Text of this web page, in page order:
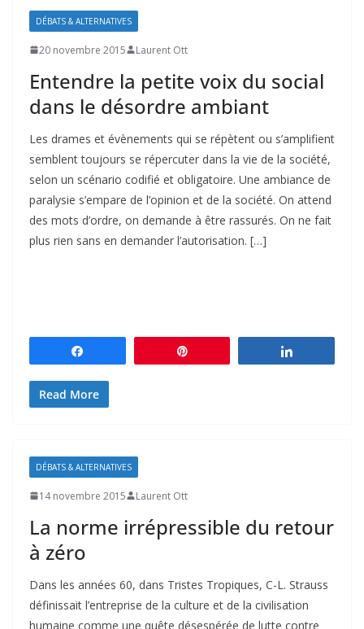
DÉBATS & ALTERNATIVES
20 novembre 2015 Laurent Ott
Entendre la petite voix du social
dans le désordre ambiant
Les drames et évènements qui se répètent ou s’amplifient
semblent toujours se répercuter dans la vie de la société,
selon un scénario codifié et obligatoire. Une ambiance de
paralysie s’empare de l’opinion et de la société. On attend
des mots d’ordre, on demande à être rassurés. On ne fait
plus rien sans en demander l’autorisation. […]
Read More
DÉBATS & ALTERNATIVES
14 novembre 2015 Laurent Ott
La norme irrépressible du retour
à zéro
Dans les années 60, dans Tristes Tropiques, C-L. Strauss
définissait l’entreprise de la culture et de la civilisation
humaine comme une quête désespérée de lutte contre